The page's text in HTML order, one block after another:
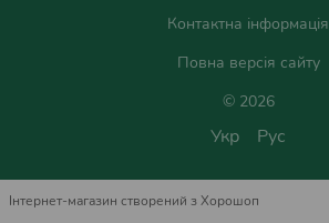
Контактна інформація
Повна версія сайту
© 2026
Укр Рус
Інтернет-магазин створений з Хорошоп